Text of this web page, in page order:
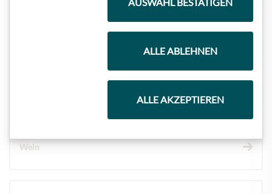
Wein
AUSWAHL BESTÄTIGEN
ALLE ABLEHNEN
ALLE AKZEPTIEREN